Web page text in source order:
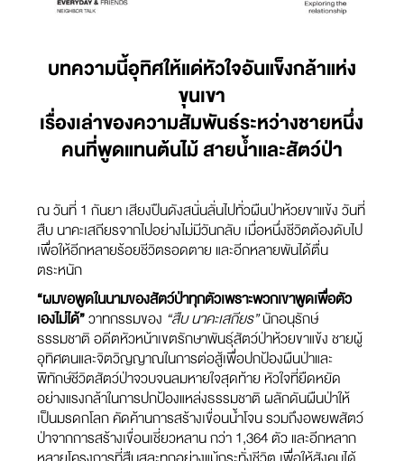
บทความนี้อุทิศให้แด่หัวใจอันแข็งกล้าแห่ง
ขุนเขา
เรื่องเล่าของความสัมพันธ์ระหว่างชายหนึ่ง
คนที่พูดแทนต้นไม้ สายน้ำและสัตว์ป่า
ณ วันที่ 1 กันยา เสียงปืนดังสนั่นลั่นไปทั่วผืนป่าห้วยขาแข้ง วันที่
สืบ นาคะเสถียรจากไปอย่างไม่มีวันกลับ เมื่อหนึ่งชีวิตต้องดับไป
เพื่อให้อีกหลายร้อยชีวิตรอดตาย และอีกหลายพันได้ตื่น
ตระหนัก
“ผมขอพูดในนามของสัตว์ป่าทุกตัวเพราะพวกเขาพูดเพื่อตัว
เองไม่ได้”วาทกรรมของ “สืบ นาคะเสถียร”นักอนุรักษ์
ธรรมชาติ อดีตหัวหน้าเขตรักษาพันธุ์สัตว์ป่าห้วยขาแข้ง ชายผู้
อุทิศตนและจิตวิญญาณในการต่อสู้เพื่อปกป้องผืนป่าและ
พิทักษ์ชีวิตสัตว์ป่าจวบจนลมหายใจสุดท้าย หัวใจที่ยืดหยัด
อย่างแรงกล้าในการปกป้องแหล่งธรรมชาติ ผลักดันผืนป่าให้
เป็นมรดกโลก คัดค้านการสร้างเขื่อนน้ำโจน รวมถึงอพยพสัตว์
ป่าจากการสร้างเขื่อนเชี่ยวหลาน กว่า 1,364 ตัว และอีกหลาก